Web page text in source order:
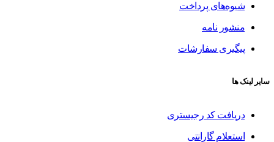
شیوه‌های پرداخت
منشور نامه
پیگیری سفارشات
سایر لینک ها
دریافت کد رجیستری
استعلام گارانتی